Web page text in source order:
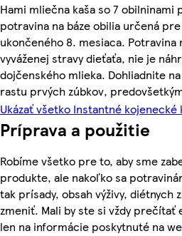
Hami mliečna kaša so 7
potravina na báze obilia určená
ukončeného 8. mesiaca.
vyváženej stravy dieťaťa, nie je
dojčenského mlieka. Dohliadnite
rastu prvých zúbkov,
Ukázať všetko Instantné kojenecké
Príprava a použitie
Robíme všetko pre to, aby sme
produkte, ale nakoľko sa
tak prísady, obsah výživy, diétnych
zmeniť. Mali by ste si vždy
len na informácie poskytnuté na